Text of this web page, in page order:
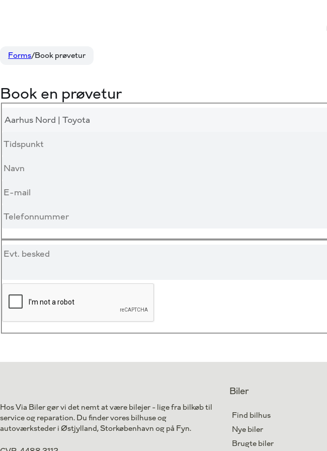
Forms Book prøvetur
Book en prøvetur
Hos Via Biler gør vi det nemt at være bilejer - lige fra bilkøb til
service og reparation. Du finder vores bilhuse og
autoværksteder i Østjylland, Storkøbenhavn og på Fyn.
Biler
Find bilhus
Nye biler
Brugte biler